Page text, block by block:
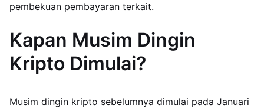
pembekuan pembayaran terkait.
Kapan Musim Dingin
Kripto Dimulai?
Musim dingin kripto sebelumnya dimulai pada Januari